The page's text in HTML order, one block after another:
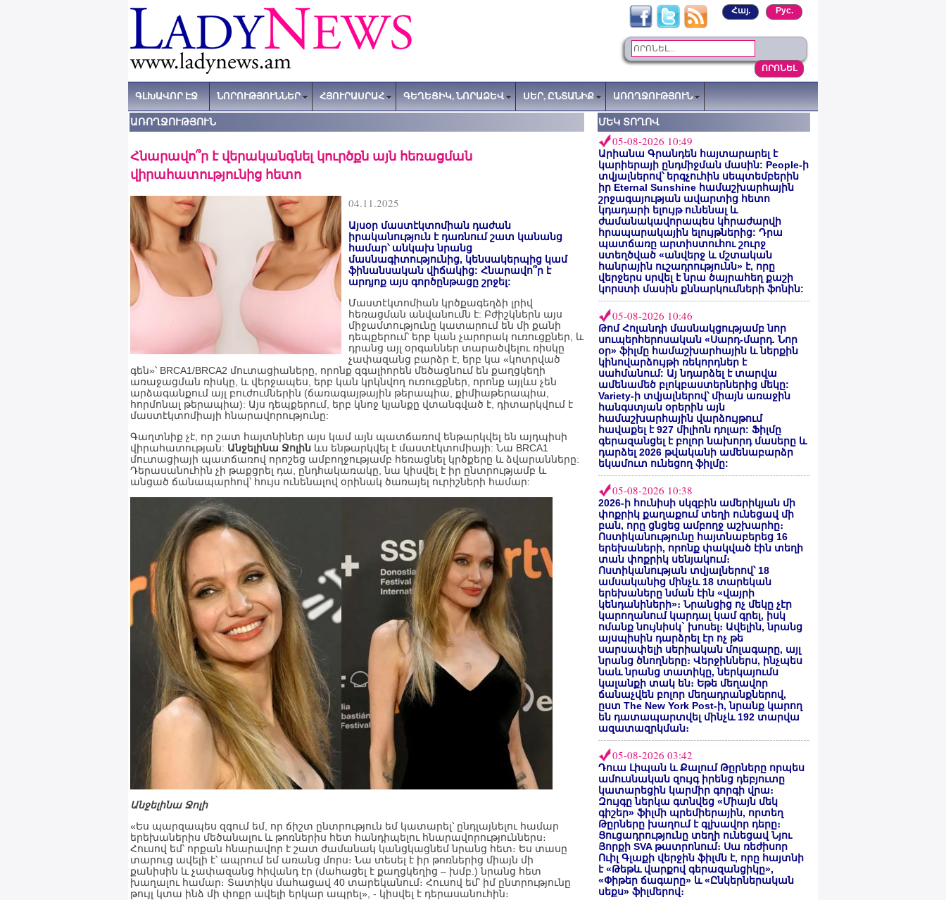
Рус.
Հայ.
ԳԼԽԱՎՈՐ ԷՋ ՆՈՐՈՒԹՅՈՒՆՆԵՐ ՀՅՈՒՐԱՍՐԱՀ ԳԵՂԵՑԻԿ, ՆՈՐԱՁԵՎ ՍԵՐ, ԸՆՏԱՆԻՔ ԱՌՈՂՋՈՒԹՅՈՒՆ
ԱՌՈՂՋՈՒԹՅՈՒՆ
Հնարավո՞ր է վերականգնել կուրծքն այն հեռացման
վիրահատությունից հետո
04.11.2025
Այսօր մաստէկտոմիան դաժան
իրականություն է դառնում շատ կանանց
համար՝ անկախ նրանց
մասնագիտությունից, կենսակերպից կամ
ֆինանսական վիճակից: Հնարավո՞ր է
արդյոք այս գործընթացը շրջել:
Մաստէկտոմիան կրծքագեղձի լրիվ
հեռացման անվանումն է: Բժիշկներն այս
միջամտությունը կատարում են մի քանի
դեպքերում՝ երբ կան չարորակ ուռուցքներ, և
դրանց այլ օրգաններ տարածվելու ռիսկը
չափազանց բարձր է, երբ կա «կոտրված
գեն»՝ BRCA1/BRCA2 մուտացիաները, որոնք զգալիորեն մեծացնում են քաղցկեղի
առաջացման ռիսկը, և վերջապես, երբ կան կրկնվող ուռուցքներ, որոնք այլևս չեն
արձագանքում այլ բուժումներին (ճառագայթային թերապիա, քիմիաթերապիա,
հորմոնալ թերապիա): Այս դեպքերում, երբ կնոջ կյանքը վտանգված է, դիտարկվում է
մաստէկտոմիայի հնարավորությունը:
Գաղտնիք չէ, որ շատ հայտնիներ այս կամ այն պատճառով ենթարկվել են այդպիսի
վիրահատության: Անջելինա Ջոլին ևս ենթարկվել է մաստէկտոմիայի: Նա BRCA1
մուտացիայի պատճառով որոշեց ամբողջությամբ հեռացնել կրծքերը և ձվարանները:
Դերասանուհին չի թաքցրել դա, ընդհակառակը, նա կիսվել է իր ընտրությամբ և
անցած ճանապարհով՝ հույս ունենալով օրինակ ծառայել ուրիշների համար:
Անջելինա Ջոլի
«Ես պարզապես զգում եմ, որ ճիշտ ընտրություն եմ կատարել՝ ընդլայնելու համար
երեխաներիս մեծանալու և թոռներիս հետ հանդիպելու հնարավորություններս։
Հուսով եմ՝ որքան հնարավոր է շատ ժամանակ կանցկացնեմ նրանց հետ։ Ես տասը
տարուց ավելի է՝ ապրում եմ առանց մորս։ Նա տեսել է իր թոռներից միայն մի
քանիսին և չափազանց հիվանդ էր (մահացել է քաղցկեղից – խմբ.) նրանց հետ
խաղալու համար։ Տատիկս մահացավ 40 տարեկանում։ Հուսով եմ՝ իմ ընտրությունը
թույլ կտա ինձ մի փոքր ավելի երկար ապրել», - կիսվել է դերասանուհին։
ՄԵԿ ՏՈՂՈՎ
05-08-2026 10:49
Արիանա Գրանդեն հայտարարել է
կարիերայի ընդմիջման մասին: People-ի
տվյալներով՝ երգչուհին սեպտեմբերին
իր Eternal Sunshine համաշխարհային
շրջագայության ավարտից հետո
կդադարի ելույթ ունենալ և
ժամանակավորապես կհրաժարվի
հրապարակային ելույթներից: Դրա
պատճառը արտիստուհու շուրջ
ստեղծված «անվերջ և մշտական
հանրային ուշադրությունն» է, որը
վերջերս սրվել է նրա ծայրահեղ քաշի
կորստի մասին քննարկումների ֆոնին:
05-08-2026 10:46
Թոմ Հոլանդի մասնակցությամբ նոր
սուպերհերոսական «Սարդ-մարդ. Նոր
օր» ֆիլմը համաշխարհային և ներքին
կինովարձույթի ռեկորդներ է
սահմանում: Այ նդարձել է տարվա
ամենամեծ բլոկբաստերներից մեկը:
Variety-ի տվյալներով՝ միայն առաջին
հանգստյան օրերին այն
համաշխարհային վարձույթում
հավաքել է 927 միլիոն դոլար: Ֆիլմը
գերազանցել է բոլոր նախորդ մասերը և
դարձել 2026 թվականի ամենաբարձր
եկամուտ ունեցող ֆիլմը:
05-08-2026 10:38
2026-ի հունիսի սկզբին ամերիկյան մի
փոքրիկ քաղաքում տեղի ունեցավ մի
բան, որը ցնցեց ամբողջ աշխարհը։
Ոստիկանությունը հայտնաբերեց 16
երեխաների, որոնք փակված էին տեղի
տան փոքրիկ սենյակում։
Ոստիկանության տվյալներով՝ 18
ամսականից մինչև 18 տարեկան
երեխաները նման էին «վայրի
կենդանիների»։ Նրանցից ոչ մեկը չէր
կարողանում կարդալ կամ գրել, իսկ
ոմանք նույնիսկ` խոսել։ Ավելին, նրանց
այսպիսին դարձրել էր ոչ թե
սարսափելի սերիական մոլագարը, այլ
նրանց ծնողները։ Վերջիններս, ինչպես
նաև նրանց տատիկը, ներկայումս
կալանքի տակ են։ Եթե մեղավոր
ճանաչվեն բոլոր մեղադրանքներով,
ըստ The New York Post-ի, նրանք կարող
են դատապարտվել մինչև 192 տարվա
ազատազրկման։
05-08-2026 03:42
Դուա Լիպան և Քալում Թըրները որպես
ամուսնական զույգ իրենց դեբյուտը
կատարեցին կարմիր գորգի վրա։
Զույգը ներկա գտնվեց «Միայն մեկ
գիշեր» ֆիլմի պրեմիերային, որտեղ
Թըրները խաղում է գլխավոր դերը։
Ցուցադրությունը տեղի ունեցավ Նյու
Յորքի SVA թատրոնում։ Սա ռեժիսոր
Ուիլ Գլաքի վերջին ֆիլմն է, որը հայտնի
է «Թեթև վարքով գերազանցիկը»,
«Փիթեր ճագարը» և «Ընկերներական
սեքս» ֆիլմերով։